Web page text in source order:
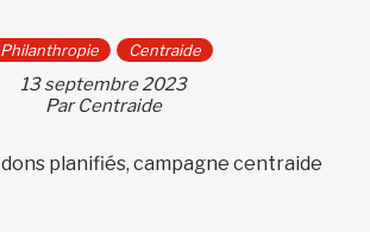
Philanthropie Centraide
13 septembre 2023
Par Centraide
dons planifiés, campagne centraide